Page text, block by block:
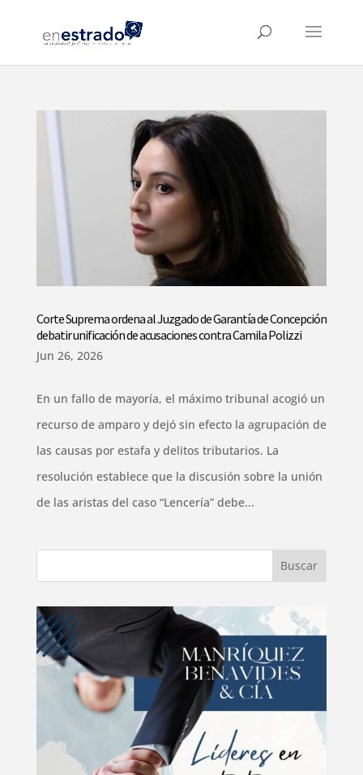
Corte Suprema ordena al Juzgado de Garantía de Concepción
debatir unificación de acusaciones contra Camila Polizzi
Jun 26, 2026
En un fallo de mayoría, el máximo tribunal acogió un
recurso de amparo y dejó sin efecto la agrupación de
las causas por estafa y delitos tributarios. La
resolución establece que la discusión sobre la unión
de las aristas del caso “Lencería” debe...